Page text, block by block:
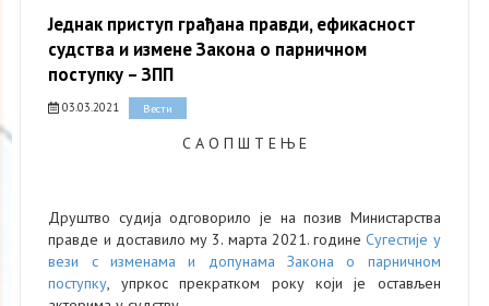
Једнак приступ грађана правди, ефикасност
судства и измене Закона о парничном
поступку – ЗПП
03.03.2021 Вести
С А О П Ш Т Е Њ Е
Друштво судија одговорило је на позив Министарства
правде и доставило му 3. марта 2021. годинеСугестије у
вези с изменама и допунама Закона о парничном
поступку, упркос прекратком року који је остављен